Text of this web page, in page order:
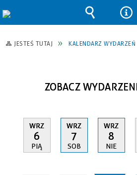
JESTEŚ TUTAJ KALENDARZ WYDARZEŃ
ZOBACZ
WRZ
6
PIĄ
WRZ
7
SOB
WRZ
8
NIE